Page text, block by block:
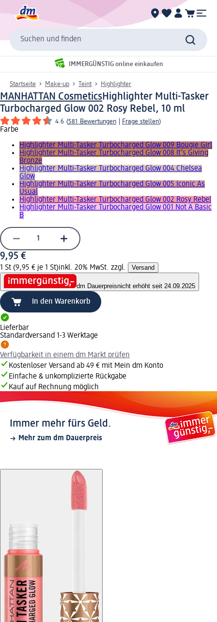
Suchen und finden
IMMERGÜNSTIG online einkaufen
Startseite Make-up Teint Highlighter
MANHATTAN CosmeticsHighlighter Multi-Tasker
Turbocharged Glow 002 Rosy Rebel, 10 ml
4.6 (581 Bewertungen Frage stellen)
Farbe
Highlighter Multi-Tasker Turbocharged Glow 009 Bougie Girl
Highlighter Multi-Tasker Turbocharged Glow 008 It’s Giving
Bronze
Highlighter Multi-Tasker Turbocharged Glow 004 Chelsea
Glow
Highlighter Multi-Tasker Turbocharged Glow 005 Iconic As
Usual
Highlighter Multi-Tasker Turbocharged Glow 002 Rosy Rebel
Highlighter Multi-Tasker Turbocharged Glow 001 Not A Basic
B
9,95 €
1 St (9,95 € je 1 St)inkl. 20% MwSt. zzgl. Versand
dm Dauerpreisnicht erhöht seit 24.09.2025
In den Warenkorb
Lieferbar
Standardversand 1-3 Werktage
Verfügbarkeit in einem dm Markt prüfen
Kostenloser Versand ab 49 € mit Mein dm Konto
Einfache & unkomplizierte Rückgabe
Kauf auf Rechnung möglich
Immer mehr fürs Geld.
Mehr zum dm Dauerpreis